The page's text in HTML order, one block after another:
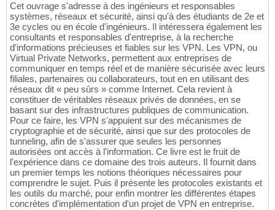
Cet ouvrage s'adresse à des ingénieurs et responsables
systèmes, réseaux et sécurité, ainsi qu'à des étudiants de 2e et
3e cycles ou en école d'ingénieurs. Il intéressera également les
consultants et responsables d'entreprise, à la recherche
d'informations précieuses et fiables sur les VPN. Les VPN, ou
Virtual Private Networks, permettent aux entreprises de
communiquer en temps réel et de manière sécurisée avec leurs
filiales, partenaires ou collaborateurs, tout en en utilisant des
réseaux dit « peu sûrs » comme Internet. Cela revient à
constituer de véritables réseaux privés de données, en se
basant sur des infrastructures publiques de communication.
Pour ce faire, les VPN s'appuient sur des mécanismes de
cryptographie et de sécurité, ainsi que sur des protocoles de
tunneling, afin de s'assurer que seules les personnes
autorisées ont accès à l'information. Ce livre est le fruit de
l'expérience dans ce domaine des trois auteurs. Il fournit dans
un premier temps les notions théoriques nécessaires pour
comprendre le sujet. Puis il présente les protocoles existants et
les outils du marché, pour enfin montrer les différentes étapes
concrètes d'implémentation d'un projet de VPN en entreprise.